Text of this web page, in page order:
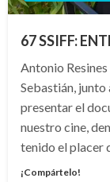
67 SSIFF:
Antonio
Sebastián, junto
presentar el
nuestro cine,
tenido el placer
¡Compártelo!